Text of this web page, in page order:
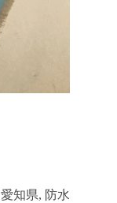
愛知県, 防水